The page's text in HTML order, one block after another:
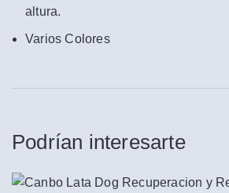
altura.
Varios Colores
Podrían interesarte